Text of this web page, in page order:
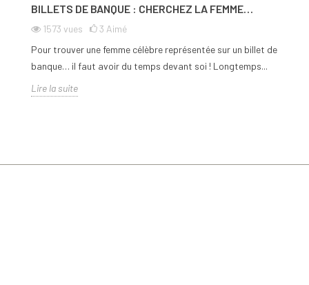
BILLETS DE BANQUE : CHERCHEZ LA FEMME…
1573 vues 3 Aimé
Pour trouver une femme célèbre représentée sur un billet de
banque… il faut avoir du temps devant soi ! Longtemps...
Lire la suite